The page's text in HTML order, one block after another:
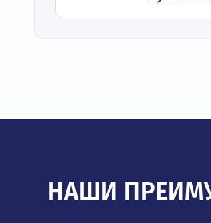
НАШИ